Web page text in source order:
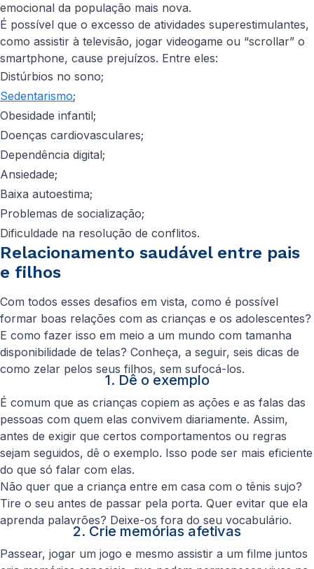
emocional da população mais nova.
É possível que o excesso de atividades superestimulantes,
como assistir à televisão, jogar videogame ou “scrollar” o
smartphone, cause prejuízos. Entre eles:
Distúrbios no sono;
Sedentarismo;
Obesidade infantil;
Doenças cardiovasculares;
Dependência digital;
Ansiedade;
Baixa autoestima;
Problemas de socialização;
Dificuldade na resolução de conflitos.
Relacionamento saudável entre pais
e filhos
Com todos esses desafios em vista, como é possível
formar boas relações com as crianças e os adolescentes?
E como fazer isso em meio a um mundo com tamanha
disponibilidade de telas? Conheça, a seguir, seis dicas de
como zelar pelos seus filhos, sem sufocá-los.
1. Dê o exemplo
É comum que as crianças copiem as ações e as falas das
pessoas com quem elas convivem diariamente. Assim,
antes de exigir que certos comportamentos ou regras
sejam seguidos, dê o exemplo. Isso pode ser mais eficiente
do que só falar com elas.
Não quer que a criança entre em casa com o tênis sujo?
Tire o seu antes de passar pela porta. Quer evitar que ela
aprenda palavrões? Deixe-os fora do seu vocabulário.
2. Crie memórias afetivas
Passear, jogar um jogo e mesmo assistir a um filme juntos